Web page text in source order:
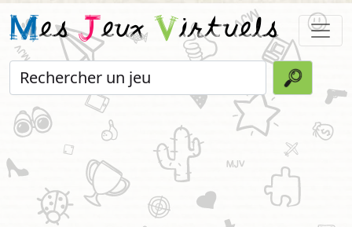
MesJeuxVirtuels